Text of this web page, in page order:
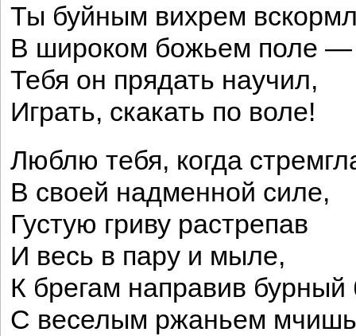
Ты буйным вихрем
В широком божьем поле —
Тебя он прядать научил,
Играть, скакать по воле!
Люблю тебя, когда
В своей надменной силе,
Густую гриву растрепав
И весь в пару и мыле,
К брегам направив бурный
С веселым ржаньем